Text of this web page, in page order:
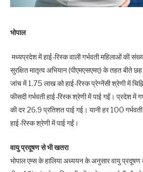
भोपाल
मध्यप्रदेश में हाई-रिस्क वाली गर्भवती महिलाओं की
सुरक्षित मातृत्व अभियान (पीएमएसएमए) के तहत बीते
जांच में 1.75 लाख को हाई-रिस्क प्रेग्नेंसी श्रेणी में
फीसदी गर्भवती हाई-रिस्क श्रेणी में पाई गईं। प्रदेश में
की दर 26.9 प्रतिशत पाई गई। यानी हर 100
हाई-रिस्क श्रेणी में पाई गईं।
वायु प्रदूषण से भी खतरा
भोपाल एम्स के हालिया अध्ययन के अनुसार वायु